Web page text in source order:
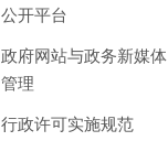
公开平台
政府网站与政务新媒体
管理
行政许可实施规范